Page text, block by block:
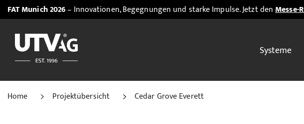
2026– Innovationen, Begegnungen und starke Impulse. Jetzt denMesse-Rückblick
Systeme
Home Projektübersicht Cedar Grove Everett